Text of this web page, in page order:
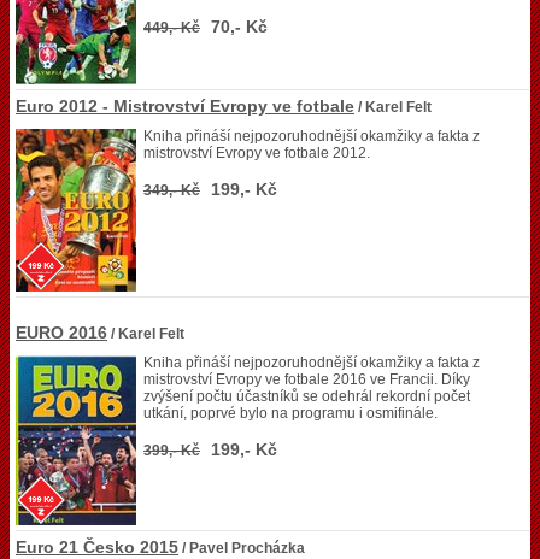
449,- Kč 70,- Kč
Euro 2012 - Mistrovství Evropy ve fotbale / Karel Felt
Kniha přináší nejpozoruhodnější okamžiky a fakta z
mistrovství Evropy ve fotbale 2012.
349,- Kč 199,- Kč
EURO 2016 / Karel Felt
Kniha přináší nejpozoruhodnější okamžiky a fakta z
mistrovství Evropy ve fotbale 2016 ve Francii. Díky
zvýšení počtu účastníků se odehrál rekordní počet
utkání, poprvé bylo na programu i osmifinále.
399,- Kč 199,- Kč
Euro 21 Česko 2015 / Pavel Procházka